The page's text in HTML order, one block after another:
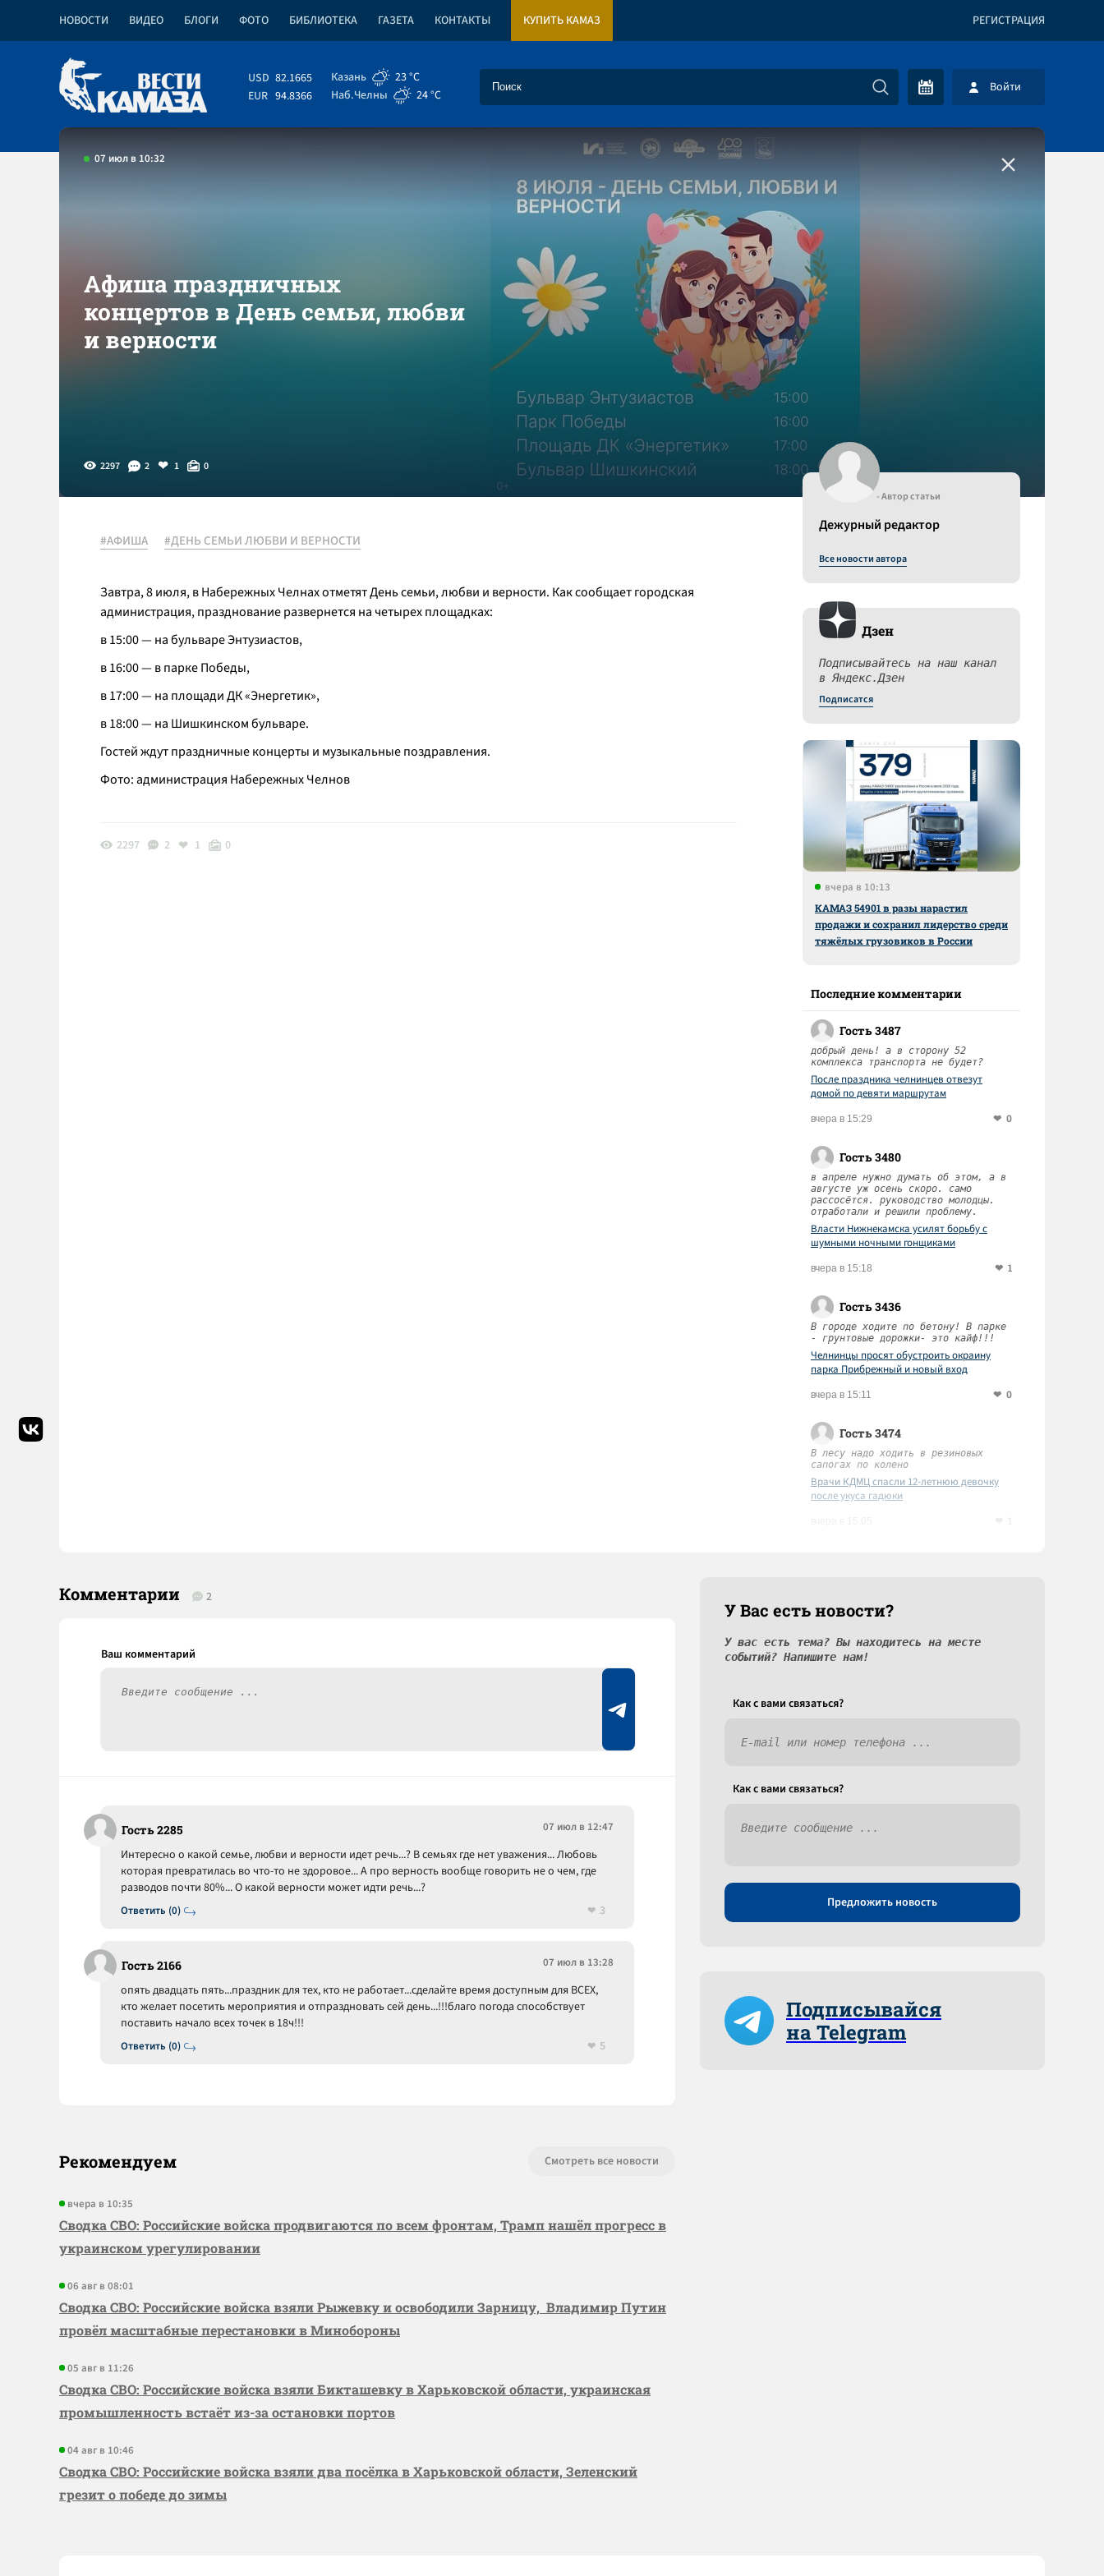
НОВОСТИ ВИДЕО БЛОГИ ФОТО БИБЛИОТЕКА ГАЗЕТА КОНТАКТЫ КУПИТЬ КАМАЗ РЕГИСТРАЦИЯ
USD 82.1665
EUR 94.8366
Казань
23 °C
Наб.Челны
24 °C Войти
07 июл в 10:32
Афиша праздничных
концертов в День семьи, любви
и верности
2297 2 1 0
#АФИША #ДЕНЬ СЕМЬИ ЛЮБВИ И ВЕРНОСТИ
Завтра, 8 июля, в Набережных Челнах отметят День семьи, любви и верности. Как сообщает городская
администрация, празднование развернется на четырех площадках:
в 15:00 — на бульваре Энтузиастов,
в 16:00 — в парке Победы,
в 17:00 — на площади ДК «Энергетик»,
в 18:00 — на Шишкинском бульваре.
Гостей ждут праздничные концерты и музыкальные поздравления.
Фото: администрация Набережных Челнов
2297 2 1 0
- Автор статьи
Дежурный редактор
Все новости автора
Дзен
Подписывайтесь на наш канал
в Яндекс.Дзен
Подписатся
вчера в 10:13
КАМАЗ 54901 в разы нарастил
продажи и сохранил лидерство среди
тяжёлых грузовиков в России
Последние комментарии
Гость 3487
добрый день! а в сторону 52
комплекса транспорта не будет?
После праздника челнинцев отвезут
домой по девяти маршрутам
вчера в 15:29 0
Гость 3480
в апреле нужно думать об этом, а в
августе уж осень скоро. само
рассосётся. руководство молодцы.
отработали и решили проблему.
Власти Нижнекамска усилят борьбу с
шумными ночными гонщиками
вчера в 15:18 1
Гость 3436
В городе ходите по бетону! В парке
- грунтовые дорожки- это кайф!!!
Челнинцы просят обустроить окраину
парка Прибрежный и новый вход
вчера в 15:11 0
Гость 3474
В лесу надо ходить в резиновых
сапогах по колено
Врачи КДМЦ спасли 12-летнюю девочку
после укуса гадюки
Комментарии 2
Гость 2285 07 июл в 12:47
Ответить (0)
Интересно о какой семье, любви и верности идет речь...? В семьях где нет уважения... Любовь
которая превратилась во что-то не здоровое... А про верность вообще говорить не о чем, где
разводов почти 80%... О какой верности может идти речь...?
3
Гость 2166 07 июл в 13:28
Ответить (0)
опять двадцать пять...праздник для тех, кто не работает...сделайте время доступным для ВСЕХ,
кто желает посетить мероприятия и отпраздновать сей день...!!!благо погода способствует
поставить начало всех точек в 18ч!!!
5
Рекомендуем Смотреть все новости
вчера в 10:35
Сводка СВО: Российские войска продвигаются по всем фронтам, Трамп нашёл прогресс в
украинском урегулировании
06 авг в 08:01
Сводка СВО: Российские войска взяли Рыжевку и освободили Зарницу, Владимир Путин
провёл масштабные перестановки в Минобороны
05 авг в 11:26
Сводка СВО: Российские войска взяли Бикташевку в Харьковской области, украинская
промышленность встаёт из-за остановки портов
04 авг в 10:46
Сводка СВО: Российские войска взяли два посёлка в Харьковской области, Зеленский
грезит о победе до зимы
У Вас есть новости?
У вас есть тема? Вы находитесь на месте
событий? Напишите нам!
Как c вами связаться?
Как c вами связаться?
Предложить новость
Подписывайся
на Telegram